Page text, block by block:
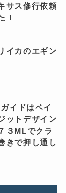
サス修行依頼
！
イカのエギン
イドはベイ
ットデザイン
３MLでクラ
きで押し通し